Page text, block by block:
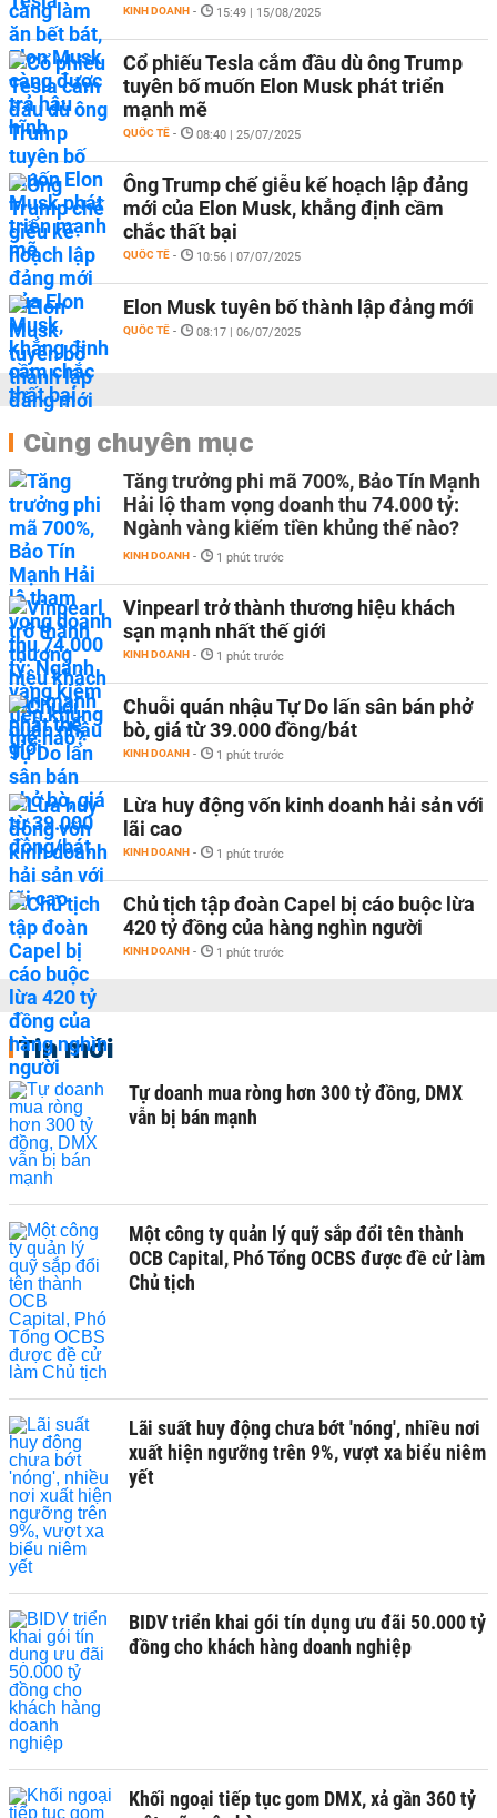
KINH DOANH - 15:49 | 15/08/2025
Cổ phiếu Tesla cắm đầu dù ông Trump
tuyên bố muốn Elon Musk phát triển
mạnh mẽ
QUỐC TẾ - 08:40 | 25/07/2025
Ông Trump chế giễu kế hoạch lập đảng
mới của Elon Musk, khẳng định cầm
chắc thất bại
QUỐC TẾ - 10:56 | 07/07/2025
Elon Musk tuyên bố thành lập đảng mới
QUỐC TẾ - 08:17 | 06/07/2025
Cùng chuyên mục
Tăng trưởng phi mã 700%, Bảo Tín Mạnh
Hải lộ tham vọng doanh thu 74.000 tỷ:
Ngành vàng kiếm tiền khủng thế nào?
KINH DOANH - 1 phút trước
Vinpearl trở thành thương hiệu khách
sạn mạnh nhất thế giới
KINH DOANH - 1 phút trước
Chuỗi quán nhậu Tự Do lấn sân bán phở
bò, giá từ 39.000 đồng/bát
KINH DOANH - 1 phút trước
Lừa huy động vốn kinh doanh hải sản với
lãi cao
KINH DOANH - 1 phút trước
Chủ tịch tập đoàn Capel bị cáo buộc lừa
420 tỷ đồng của hàng nghìn người
KINH DOANH - 1 phút trước
Tin mới
Tự doanh mua ròng hơn 300 tỷ đồng, DMX
vẫn bị bán mạnh
Một công ty quản lý quỹ sắp đổi tên thành
OCB Capital, Phó Tổng OCBS được đề cử làm
Chủ tịch
Lãi suất huy động chưa bớt 'nóng', nhiều nơi
xuất hiện ngưỡng trên 9%, vượt xa biểu niêm
yết
BIDV triển khai gói tín dụng ưu đãi 50.000 tỷ
đồng cho khách hàng doanh nghiệp
Khối ngoại tiếp tục gom DMX, xả gần 360 tỷ